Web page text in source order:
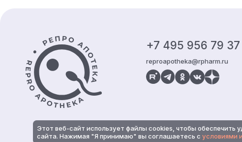
Контакты и информация+7 495 956 79 37
reproapotheka@rpharm.ru
Этот веб-сайт использует файлы cookies, чтобы
сайта. Нажимая "Я принимаю" вы соглашаетесь с условиями